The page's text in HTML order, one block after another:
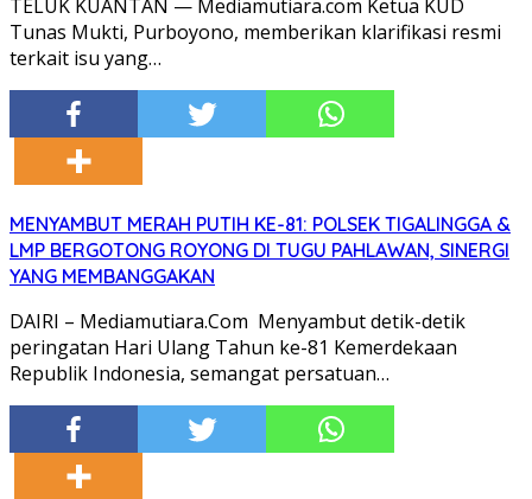
TELUK KUANTAN — Mediamutiara.com Ketua KUD
Tunas Mukti, Purboyono, memberikan klarifikasi resmi
terkait isu yang…
MENYAMBUT MERAH PUTIH KE-81: POLSEK TIGALINGGA &
LMP BERGOTONG ROYONG DI TUGU PAHLAWAN, SINERGI
YANG MEMBANGGAKAN
DAIRI – Mediamutiara.Com Menyambut detik-detik
peringatan Hari Ulang Tahun ke-81 Kemerdekaan
Republik Indonesia, semangat persatuan…